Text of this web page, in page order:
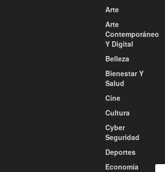
Arte
Arte
Contemporáneo
Y Digital
Belleza
Bienestar Y
Salud
Cine
Cultura
Cyber
Seguridad
Deportes
Economía